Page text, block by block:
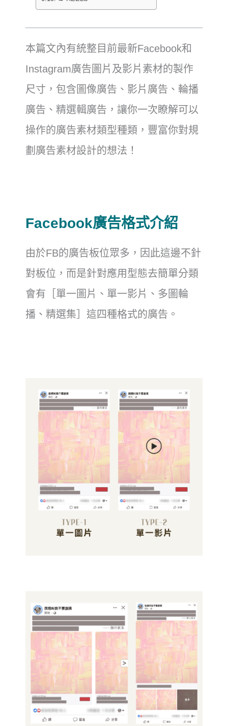
本篇文內有統整目前最新Facebook和
Instagram廣告圖片及影片素材的製作
尺寸，包含圖像廣告、影片廣告、輪播
廣告、精選輯廣告，讓你一次瞭解可以
操作的廣告素材類型種類，豐富你對規
劃廣告素材設計的想法！
Facebook廣告格式介紹
由於FB的廣告板位眾多，因此這邊不針
對板位，而是針對應用型態去簡單分類
會有［單一圖片、單一影片、多圖輪
播、精選集］這四種格式的廣告。